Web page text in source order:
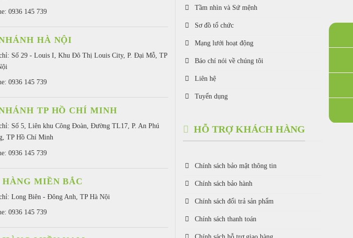
0936 145 739
HÀ NỘI
Số 29 - Louis I, Khu Đô Thị Louis City, P. Đại Mỗ, TP
0936 145 739
TP HỒ CHÍ MINH
Số 5, Liên khu Công Đoàn, Đường TL17, P. An Phú
TP Hồ Chí Minh
0936 145 739
HÀNG MIỀN BẮC
Long Biên - Đông Anh, TP Hà Nội
0936 145 739
Tầm nhìn và Sứ mệnh
Sơ đồ tổ chức
Mạng lưới hoạt động
Báo chí nói về chúng tôi
Liên hệ
Tuyển dụng
HỖ TRỢ KHÁCH HÀNG
Chính sách bảo mật thông tin
Chính sách bảo hành
Chính sách đổi trả sản phẩm
Chính sách thanh toán